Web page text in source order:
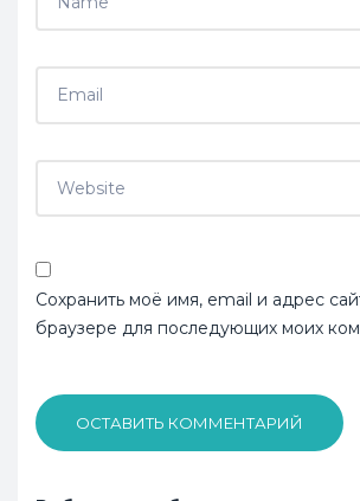
Сохранить моё имя, email и адрес
браузере для последующих моих
ОСТАВИТЬ КОММЕНТАРИЙ